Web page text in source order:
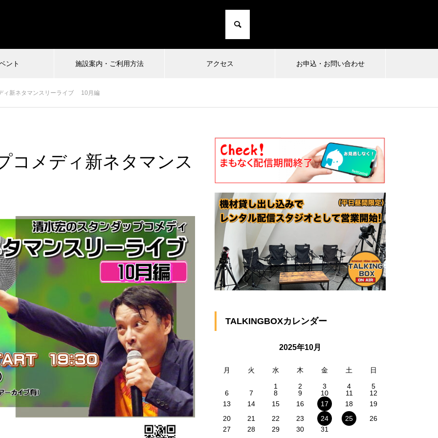
ント 施設案内・ご利用方法 アクセス お申込・お問い合わせ
受付中
珍アニメ ヘンテコ対決
馬王〜酒と馬と鮨と女〜vol.21
2024.10.01
小日向由衣の七転び八起き 20〜た
にこひ家〜
まもなく配信終了
ィ新ネタマンスリーライブ 10月編
コメディ新ネタマンス
TALKINGBOXカレンダー
2025年10月
月 火 水 木 金 土 日
1 2 3 4
5
6
7 8 9 10 11
12
13
14 15 16 17 18
19
20
21 22 23 24 25
26
27
28 29 30 31